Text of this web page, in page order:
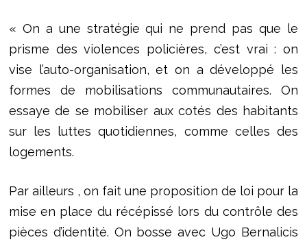
« On a une stratégie qui ne prend pas que le
prisme des violences policières, c’est vrai : on
vise l’auto-organisation, et on a développé les
formes de mobilisations communautaires. On
essaye de se mobiliser aux cotés des habitants
sur les luttes quotidiennes, comme celles des
logements.
Par ailleurs , on fait une proposition de loi pour la
mise en place du récépissé lors du contrôle des
pièces d’identité. On bosse avec Ugo Bernalicis